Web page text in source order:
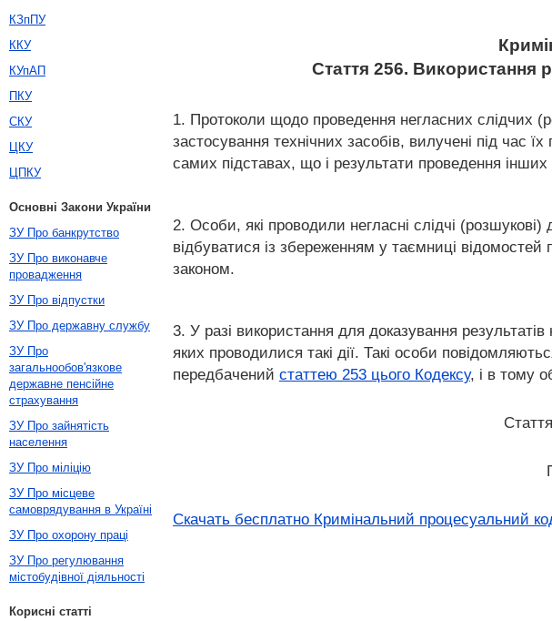
Стаття 256. Використання
1. Протоколи щодо проведення негласних слідчих
застосування технічних засобів, вилучені під час
самих підставах, що і результати проведення
2. Особи, які проводили негласні слідчі
відбуватися із збереженням у таємниці
законом.
3. У разі використання для доказування
яких проводилися такі дії. Такі особи
передбачений статтею 253 цього Кодексу, і в тому
Стаття
Скачать бесплатно Кримінальний процесуальний
КЗпПУ
ККУ
КУпАП
ПКУ
СКУ
ЦКУ
ЦПКУ
Основні Закони України
ЗУ Про банкрутство
ЗУ Про виконавче
провадження
ЗУ Про відпустки
ЗУ Про державну службу
ЗУ Про
загальнообов'язкове
державне пенсійне
страхування
ЗУ Про зайнятість
населення
ЗУ Про міліцію
ЗУ Про місцеве
самоврядування в Україні
ЗУ Про охорону праці
ЗУ Про регулювання
містобудівної діяльності
Корисні статті